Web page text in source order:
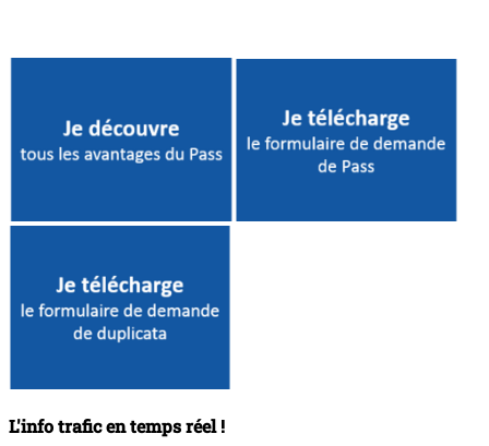
L'info trafic en temps réel !